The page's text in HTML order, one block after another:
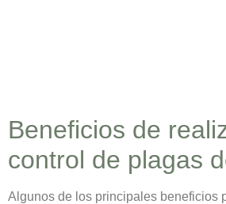
Beneficios de
control de plagas
Algunos de los principales beneficios